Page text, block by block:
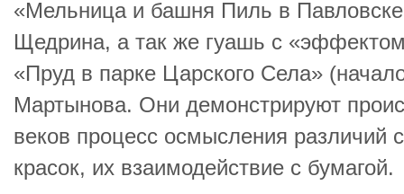
«Мельница и башня Пиль в
Щедрина, а так же гуашь с
«Пруд в парке Царского Села»
Мартынова. Они демонстрируют
веков процесс осмысления различий
красок, их взаимодействие с бумагой.